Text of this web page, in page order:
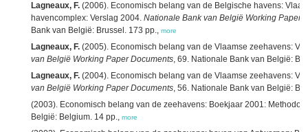
Lagneaux, F. (2006). Economisch belang van de Belgische havens:
havencomplex: Verslag 2004. Nationale Bank van België Working Paper
Bank van België: Brussel. 173 pp., more
Lagneaux, F. (2005). Economisch belang van de Vlaamse zeehavens:
van België Working Paper Documents, 69. Nationale Bank van België:
Lagneaux, F. (2004). Economisch belang van de Vlaamse zeehavens:
van België Working Paper Documents, 56. Nationale Bank van België:
(2003). Economisch belang van de zeehavens: Boekjaar 2001:
België: Belgium. 14 pp., more